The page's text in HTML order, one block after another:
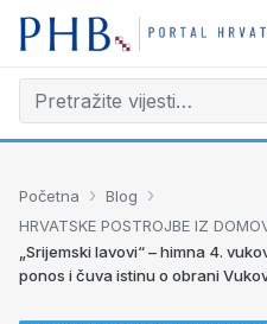
Početna › Blog ›
HRVATSKE POSTROJBE IZ
„Srijemski lavovi“ – himna 4.
ponos i čuva istinu o obrani